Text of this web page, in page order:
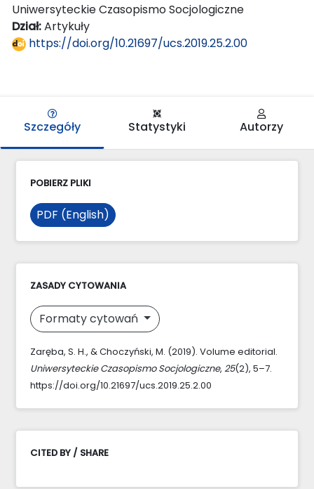
Uniwersyteckie Czasopismo Socjologiczne
Dział:Artykuły
https://doi.org/10.21697/ucs.2019.25.2.00
Szczegóły Statystyki Autorzy
POBIERZ PLIKI
PDF (English)
ZASADY CYTOWANIA
Formaty cytowań
Zaręba, S. H., & Choczyński, M. (2019). Volume editorial.
Uniwersyteckie Czasopismo Socjologiczne, 25(2), 5–7.
https://doi.org/10.21697/ucs.2019.25.2.00
CITED BY / SHARE